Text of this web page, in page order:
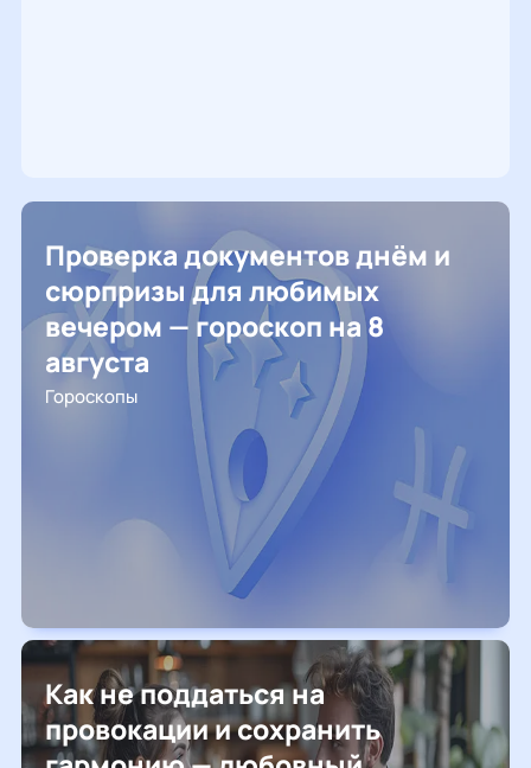
Проверка документов днём и
сюрпризы для любимых
вечером — гороскоп на 8
августа
Гороскопы
Как не поддаться на
провокации и сохранить